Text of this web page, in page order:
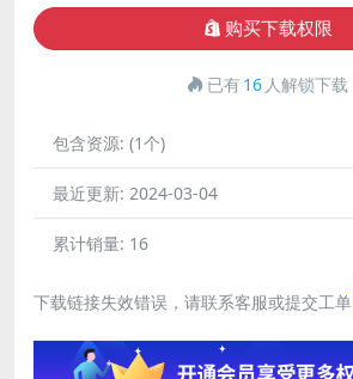
购买下载权限
已有16 人解锁下载
包含资源: (1个)
最近更新: 2024-03-04
累计销量: 16
下载链接失效错误，请联系客服或提交工单